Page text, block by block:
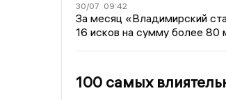
30/07 09:42
За месяц «Владимирский
16 исков на сумму более 80
100 самых